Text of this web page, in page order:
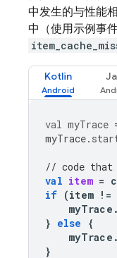
中发生的与性能
中（使用示例事
Kotlin
val myTrace
myTrace.
// code that
val item =
if (item !=
myTrace .
} else
{
myTrace .
}